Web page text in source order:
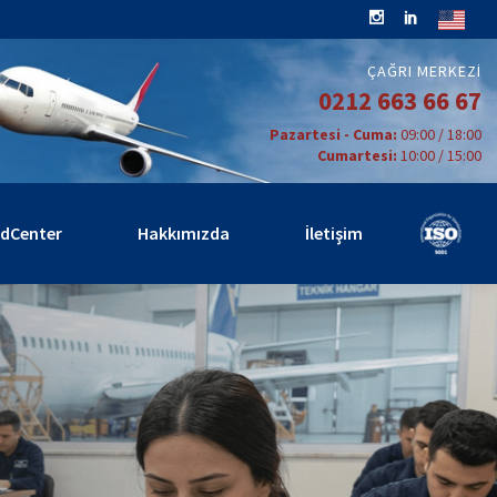
ÇAĞRI MERKEZI
0212 663 66 67
Pazartesi - Cuma: 09:00 / 18:00
Cumartesi: 10:00 / 15:00
Hakkımızda İletişim